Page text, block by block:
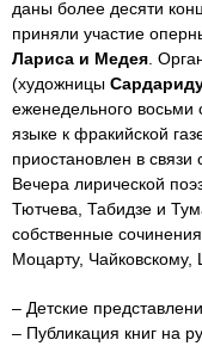
даны более десяти
приняли участие
Лариса и Медея .
(художницы
еженедельного восьми
языке к фракийской
приостановлен в
Вечера лирической
Тютчева, Табидзе и
собственные
Моцарту, Чайковскому,
– Детские
– Публикация книг на